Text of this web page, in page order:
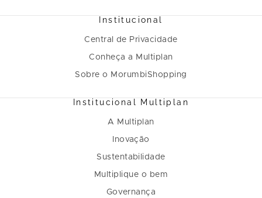
Institucional
Central de Privacidade
Conheça a Multiplan
Sobre o MorumbiShopping
Institucional Multiplan
A Multiplan
Inovação
Sustentabilidade
Multiplique o bem
Governança